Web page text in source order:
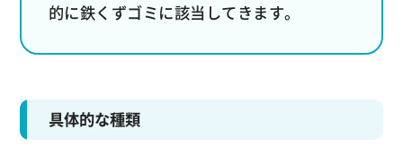
的に鉄くずゴミに該当してきます。
具体的な種類